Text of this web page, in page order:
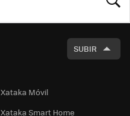
SUBIR
Xataka Móvil
Xataka Smart Home